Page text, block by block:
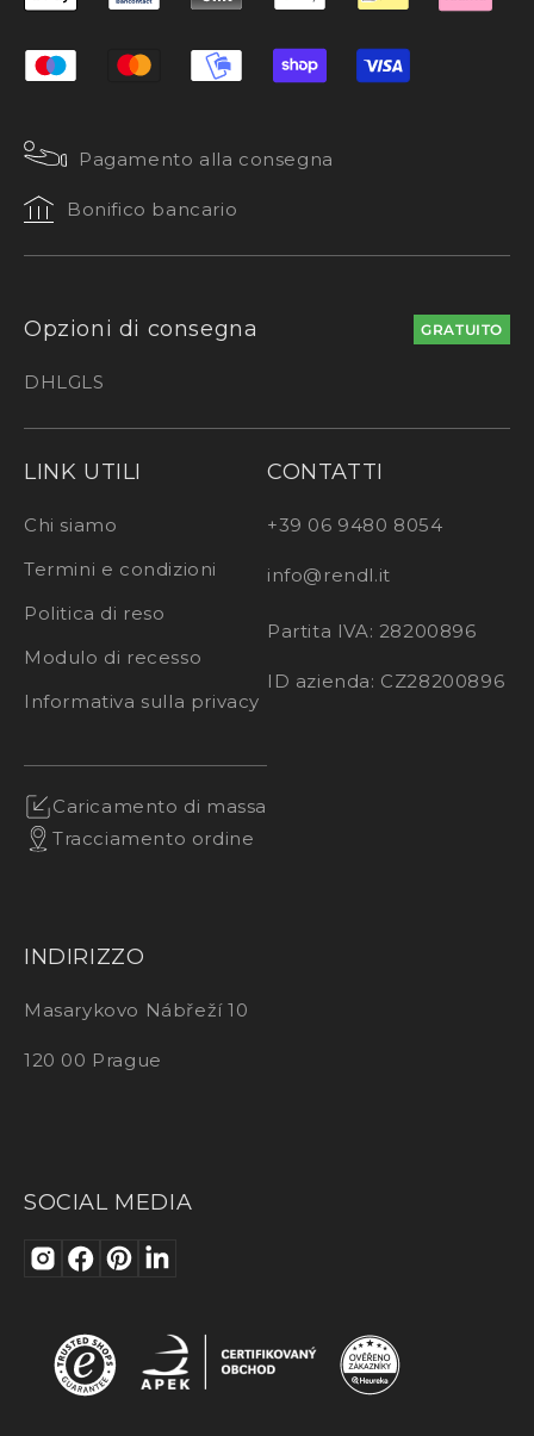
Pagamento alla consegna
Bonifico bancario
Opzioni di consegna GRATUITO
DHLGLS
LINK UTILI
Chi siamo
Termini e condizioni
Politica di reso
Modulo di recesso
Informativa sulla privacy
Caricamento di massa
Tracciamento ordine
CONTATTI
+39 06 9480 8054
info@rendl.it
Partita IVA: 28200896
ID azienda: CZ28200896
INDIRIZZO
Masarykovo Nábřeží 10
120 00 Prague
SOCIAL MEDIA